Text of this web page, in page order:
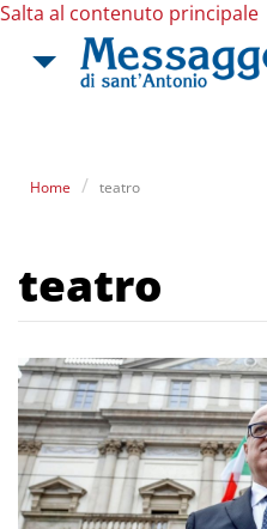
Salta al contenuto principale
Home teatro
teatro